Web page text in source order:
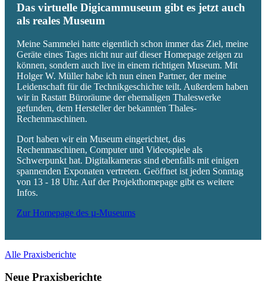
Das virtuelle Digicammuseum gibt es jetzt auch
als reales Museum
Meine Sammelei hatte eigentlich schon immer das Ziel, meine
Geräte eines Tages nicht nur auf dieser Homepage zeigen zu
können, sondern auch live in einem richtigen Museum. Mit
Holger W. Müller habe ich nun einen Partner, der meine
Leidenschaft für die Technikgeschichte teilt. Außerdem haben
wir in Rastatt Büroräume der ehemaligen Thaleswerke
gefunden, dem Hersteller der bekannten Thales-
Rechenmaschinen.
Dort haben wir ein Museum eingerichtet, das
Rechenmaschinen, Computer und Videospiele als
Schwerpunkt hat. Digitalkameras sind ebenfalls mit einigen
spannenden Exponaten vertreten. Geöffnet ist jeden Sonntag
von 13 - 18 Uhr. Auf der Projekthomepage gibt es weitere
Infos.
Zur Homepage des µ-Museums
Alle Praxisberichte
Neue Praxisberichte